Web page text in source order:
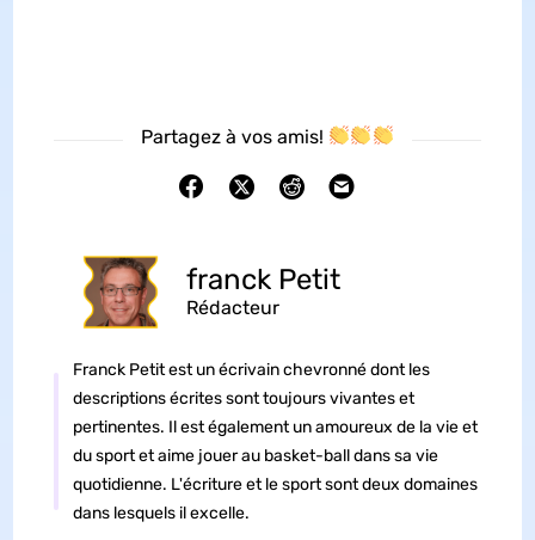
Partagez à vos amis!
franck Petit
Rédacteur
Franck Petit est un écrivain chevronné dont les
descriptions écrites sont toujours vivantes et
pertinentes. Il est également un amoureux de la vie et
du sport et aime jouer au basket-ball dans sa vie
quotidienne. L'écriture et le sport sont deux domaines
dans lesquels il excelle.